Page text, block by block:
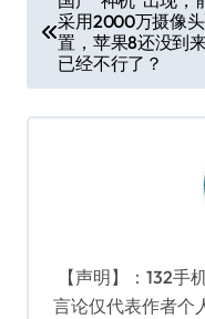
章 采用2000万摄像
置，苹果8还没到
已经不行了？
【声明】：132
言论仅代表作者个